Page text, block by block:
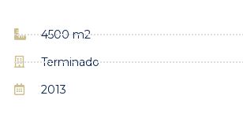
4500 m2
Terminado
2013